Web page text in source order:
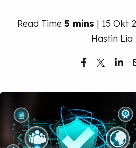
Read Time 5 mins | 15 Okt
Hastin Lia